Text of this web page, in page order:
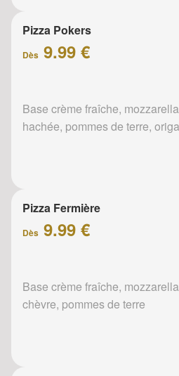
Pizza Pokers
Dès 9.99 €
Base crème fraîche,
hachée, pommes de terre,
Pizza Fermière
Dès 9.99 €
Base crème fraîche,
chèvre, pommes de terre